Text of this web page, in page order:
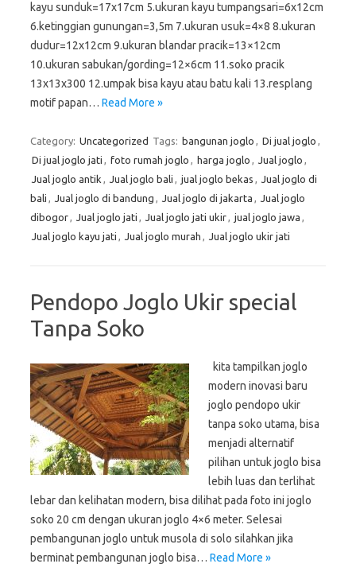
kayu sunduk=17x17cm 5.ukuran kayu tumpangsari=6x12cm
6.ketinggian gunungan=3,5m 7.ukuran usuk=4×8 8.ukuran
dudur=12x12cm 9.ukuran blandar pracik=13×12cm
10.ukuran sabukan/gording=12×6cm 11.soko pracik
13x13x300 12.umpak bisa kayu atau batu kali 13.resplang
motif papan… Read More »
Category: Uncategorized Tags: bangunan joglo , Di jual joglo ,
Di jual joglo jati , foto rumah joglo , harga joglo , Jual joglo ,
Jual joglo antik , Jual joglo bali , jual joglo bekas , Jual joglo di
bali , Jual joglo di bandung , Jual joglo di jakarta , Jual joglo
dibogor, Jual joglo jati , Jual joglo jati ukir, jual joglo jawa ,
Jual joglo kayu jati , Jual joglo murah , Jual joglo ukir jati
Pendopo Joglo Ukir special
Tanpa Soko
kita tampilkan joglo
modern inovasi baru
joglo pendopo ukir
tanpa soko utama, bisa
menjadi alternatif
pilihan untuk joglo bisa
lebih luas dan terlihat
lebar dan kelihatan modern, bisa dilihat pada foto ini joglo
soko 20 cm dengan ukuran joglo 4×6 meter. Selesai
pembangunan joglo untuk musola di solo silahkan jika
berminat pembangunan joglo bisa… Read More »